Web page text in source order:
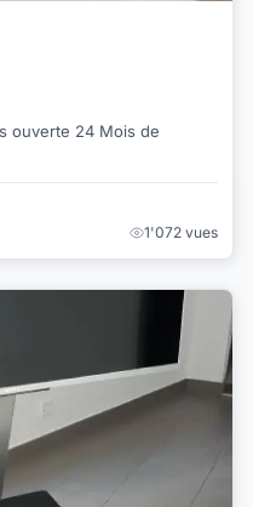
Mois de
1'072 vues